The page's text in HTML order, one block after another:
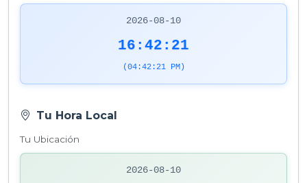
2026-08-10
16:42:21
(04:42:21 PM)
Tu Hora Local
Tu Ubicación
2026-08-10